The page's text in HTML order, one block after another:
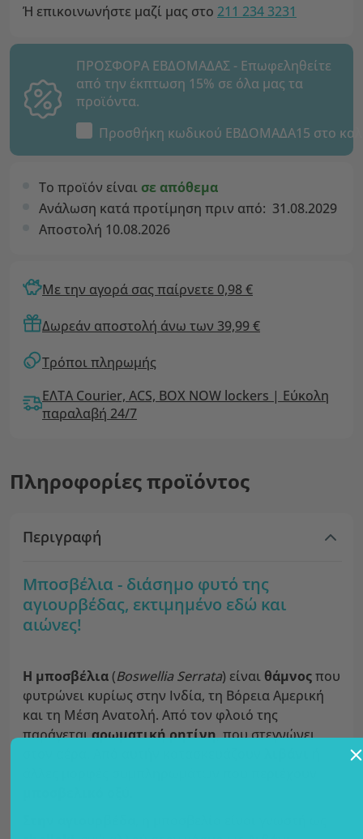
Ή επικοινωνήστε μαζί μας στο 211 234 3231
ΠΡΟΣΦΟΡΑ ΕΒΔΟΜΑΔΑΣ - Επωφεληθείτε
από την έκπτωση 15% σε όλα μας τα
προϊόντα.
Προσθήκη κωδικού ΕΒΔΟΜΑΔΑ15 στο
Το προϊόν είναι σε απόθεμα
Ανάλωση κατά προτίμηση πριν από: 31.08.2029
Αποστολή 10.08.2026
Με την αγορά σας παίρνετε 0,98 €
Δωρεάν αποστολή άνω των 39,99 €
Τρόποι πληρωμής
ΕΛΤΑ Courier, ACS, BOX NOW lockers | Εύκολη
παραλαβή 24/7
Πληροφορίες προϊόντος
Περιγραφή
Μποσβέλια - διάσημο φυτό της
αγιουρβέδας, εκτιμημένο εδώ και
αιώνες!
Η μποσβέλια(Boswellia Serrata) είναι θάμνοςπου
φυτρώνει κυρίως στην Ινδία, τη Βόρεια Αμερική
και τη Μέση Ανατολή. Από τον φλοιό της
παράγεταιαρωματική ρητίνη, που στεγνώνει